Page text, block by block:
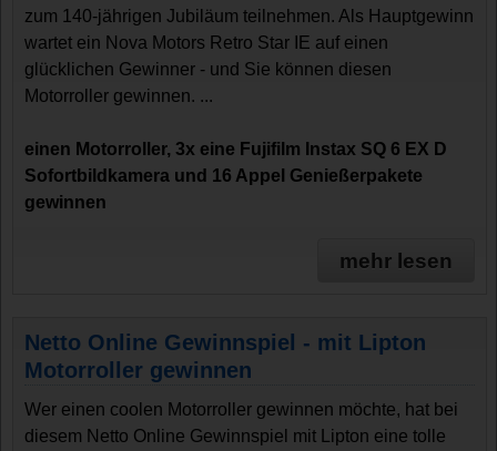
zum 140-jährigen Jubiläum teilnehmen. Als Hauptgewinn
wartet ein Nova Motors Retro Star IE auf einen
glücklichen Gewinner - und Sie können diesen
Motorroller gewinnen. ...
einen Motorroller, 3x eine Fujifilm Instax SQ 6 EX D
Sofortbildkamera und 16 Appel Genießerpakete
gewinnen
mehr lesen
Netto Online Gewinnspiel - mit Lipton
Motorroller gewinnen
Wer einen coolen Motorroller gewinnen möchte, hat bei
diesem Netto Online Gewinnspiel mit Lipton eine tolle